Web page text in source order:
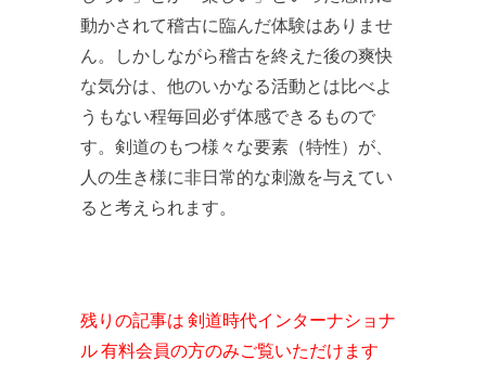
動かされて稽古に臨んだ体験はありませ
ん。しかしながら稽古を終えた後の爽快
な気分は、他のいかなる活動とは比べよ
うもない程毎回必ず体感できるもので
す。剣道のもつ様々な要素（特性）が、
人の生き様に非日常的な刺激を与えてい
ると考えられます。
残りの記事は 剣道時代インターナショナ
ル 有料会員の方のみご覧いただけます